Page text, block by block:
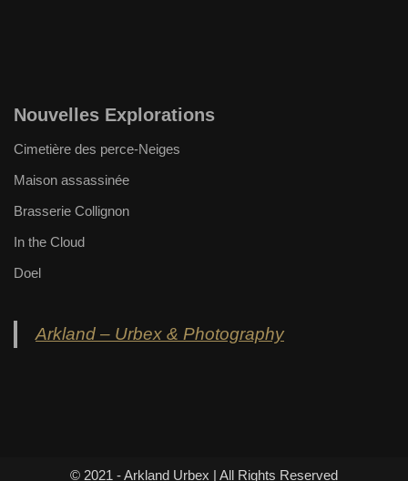
Nouvelles Explorations
Cimetière des perce-Neiges
Maison assassinée
Brasserie Collignon
In the Cloud
Doel
Arkland – Urbex & Photography
© 2021 - Arkland Urbex | All Rights Reserved